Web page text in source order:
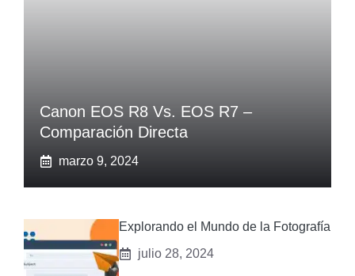
Canon EOS R8 Vs. EOS R7 –
Comparación Directa
marzo 9, 2024
Explorando el Mundo de la Fotografía
julio 28, 2024